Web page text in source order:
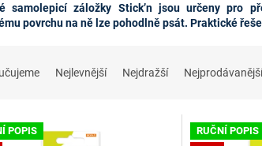
samolepicí záložky Stick’n jsou určeny pro
povrchu na ně lze pohodlně psát. Praktické
Nejlevnější Nejdražší Nejprodávanější
POPIS
RUČNÍ POPIS